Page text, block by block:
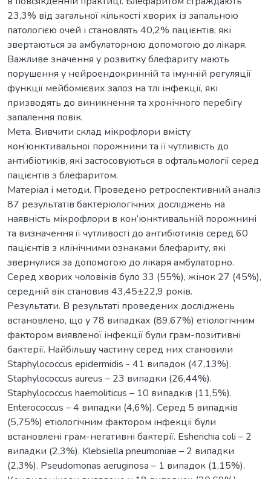
23,3% від загальної кількості хворих із запальною
патологією очей і становлять 40,2% пацієнтів, які
звертаються за амбулаторною допомогою до лікаря.
Важливе значення у розвитку блефариту мають
порушення у нейроендокринній та імунній регуляції
функції мейбомієвих залоз на тлі інфекції, які
призводять до виникнення та хронічного перебігу
запалення повік.
Мета. Вивчити склад мікрофлори вмісту
кон’юнктивальної порожнини та її чутливість до
антибіотиків, які застосовуються в офтальмології серед
пацієнтів з блефаритом.
Матеріал і методи. Проведено ретроспективний аналіз
87 результатів бактеріологічних досліджень на
наявність мікрофлори в кон’юнктивальній порожнині
та визначення її чутливості до антибіотиків серед 60
пацієнтів з клінічними ознаками блефариту, які
звернулися за допомогою до лікаря амбулаторно.
Серед хворих чоловіків було 33 (55%), жінок 27 (45%),
середній вік становив 43,45±22,9 років.
Результати. В результаті проведених досліджень
встановлено, що у 78 випадках (89,67%) етіологічним
фактором виявленої інфекції були грам-позитивні
бактерії. Найбільшу частину серед них становили
Staphylococcus epidermidis - 41 випадок (47,13%).
Staphylococcus aureus – 23 випадки (26,44%).
Staphylococcus haemoliticus – 10 випадків (11,5%).
Enterococcus – 4 випадки (4,6%). Серед 5 випадків
(5,75%) етіологічним фактором інфекції були
встановлені грам-негативні бактерії. Esherichia coli – 2
випадки (2,3%). Klebsiella pneumoniae – 2 випадки
(2,3%). Pseudomonas aeruginosa – 1 випадок (1,15%).